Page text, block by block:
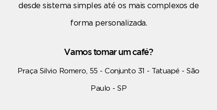
desde sistema simples até os mais complexos de
forma personalizada.
Vamos tomar um café?
Praça Silvio Romero, 55 - Conjunto 31 - Tatuapé - São
Paulo - SP